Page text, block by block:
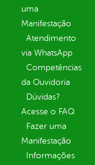
uma
Manifestação
Atendimento
via WhatsApp
Competências
da Ouvidoria
Dúvidas?
Acesse o FAQ
Fazer uma
Manifestação
Informações